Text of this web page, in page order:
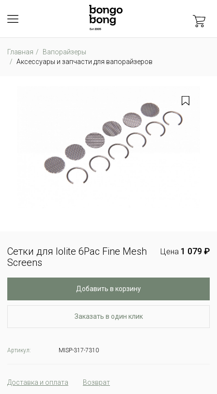
Главная
Вапорайзеры
Аксессуары и запчасти для вапорайзеров
Сетки для Iolite 6Pac Fine Mesh
Screens
Цена 1 079 ₽
Добавить в корзину
Заказать в один клик
Артикул: MISP-317-7310
Доставка и оплата Возврат